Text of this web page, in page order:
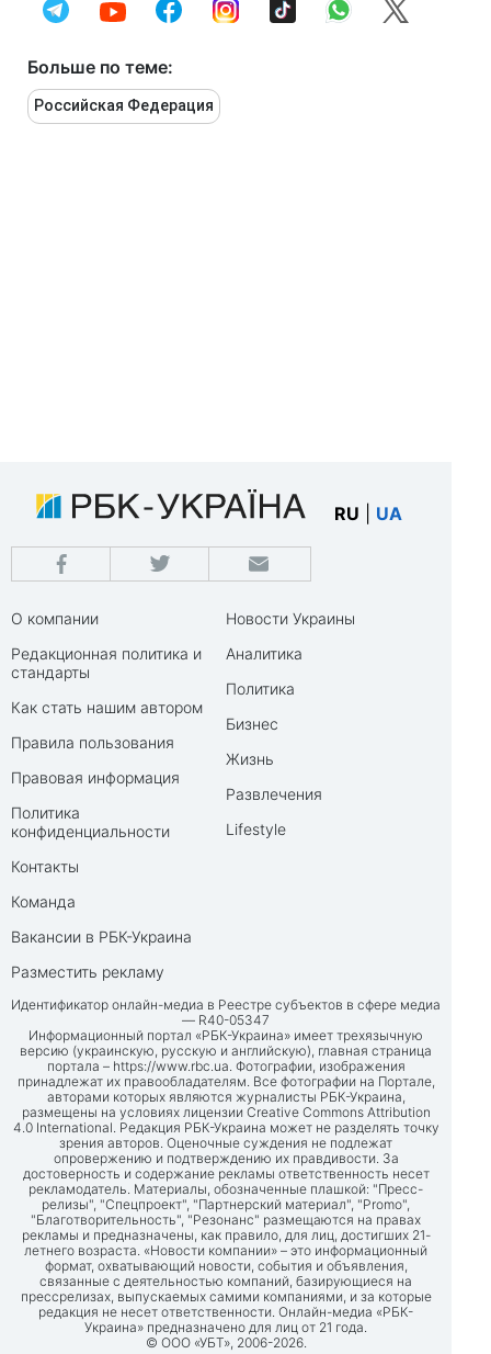
Больше по теме:
Российская Федерация
RU UA
О компании
Редакционная политика и
стандарты
Как стать нашим автором
Правила пользования
Правовая информация
Политика
конфиденциальности
Контакты
Команда
Вакансии в РБК-Украина
Разместить рекламу
Новости Украины
Аналитика
Политика
Бизнес
Жизнь
Развлечения
Lifestyle
Идентификатор онлайн-медиа в Реестре субъектов в сфере медиа
— R40-05347
Информационный портал «РБК-Украина» имеет трехязычную
версию (украинскую, русскую и английскую), главная страница
портала – https://www.rbc.ua. Фотографии, изображения
принадлежат их правообладателям. Все фотографии на Портале,
авторами которых являются журналисты РБК-Украина,
размещены на условиях лицензии Creative Commons Attribution
4.0 International. Редакция РБК-Украина может не разделять точку
зрения авторов. Оценочные суждения не подлежат
опровержению и подтверждению их правдивости. За
достоверность и содержание рекламы ответственность несет
рекламодатель. Материалы, обозначенные плашкой: "Пресс-
релизы", "Спецпроект", "Партнерский материал", "Promo",
"Благотворительность", "Резонанс" размещаются на правах
рекламы и предназначены, как правило, для лиц, достигших 21-
летнего возраста. «Новости компании» – это информационный
формат, охватывающий новости, события и объявления,
связанные с деятельностью компаний, базирующиеся на
прессрелизах, выпускаемых самими компаниями, и за которые
редакция не несет ответственности. Онлайн-медиа «РБК-
Украина» предназначено для лиц от 21 года.
© ООО «УБТ», 2006-2026.